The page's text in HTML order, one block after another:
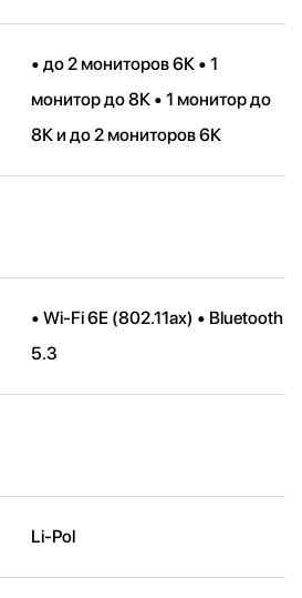
• до 2 мониторов 6К • 1
монитор до 8К • 1 монитор до
8К и до 2 мониторов 6К
• Wi-Fi 6E (802.11ax) • Bluetooth
5.3
Li-Pol